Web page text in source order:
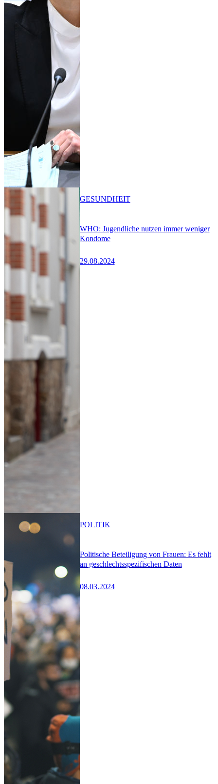
WHO: Jugendliche nutzen immer weniger
Kondome
29.08.2024
GESUNDHEIT
Politische Beteiligung von Frauen: Es fehlt
an geschlechtsspezifischen Daten
08.03.2024
POLITIK